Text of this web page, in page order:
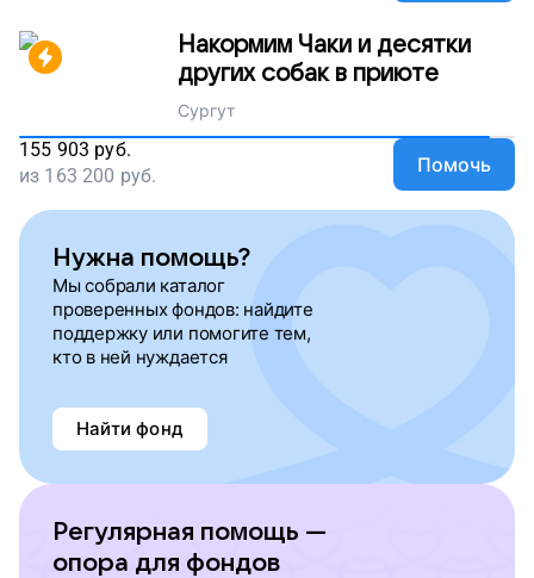
Накормим Чаки и десятки
других собак в приюте
Сургут
155 903 руб.
из 163 200 руб. Помочь
Нужна помощь?
Мы собрали каталог
проверенных фондов: найдите
поддержку или помогите тем,
кто в ней нуждается
Найти фонд
Регулярная помощь —
опора для фондов